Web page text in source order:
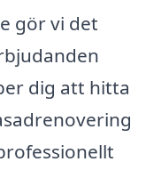
gör vi det
dig att hitta